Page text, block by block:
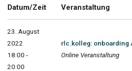
Datum/Zeit Veranstaltung
23. August
2022
18:00 -
20:00
rlc.kolleg: onboarding
Online Veranstaltung